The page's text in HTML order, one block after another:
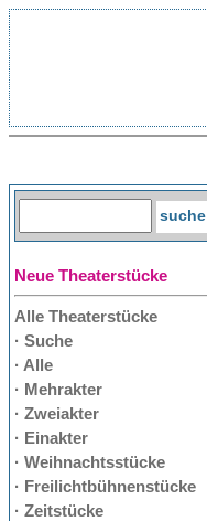
Neue Theaterstücke
Alle Theaterstücke
· Suche
· Alle
· Mehrakter
· Zweiakter
· Einakter
· Weihnachtsstücke
· Freilichtbühnenstücke
· Zeitstücke